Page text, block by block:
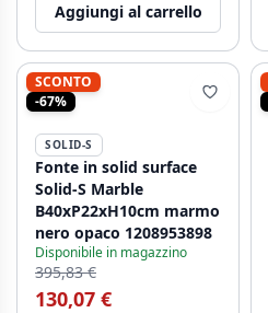
Aggiungi al carrello
SCONTO
-67%
SOLID-S
Fonte in solid surface
Solid-S Marble
B40xP22xH10cm marmo
nero opaco 1208953898
Disponibile in magazzino
395,83 €
130,07 €